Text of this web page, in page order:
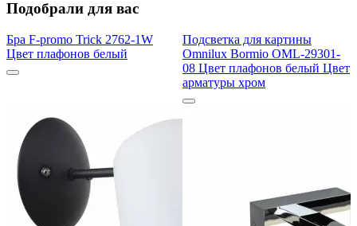
Подобрали для вас
Бра F-promo Trick 2762-1W
Цвет плафонов белый
Подсветка для картины
Omnilux Bormio OML-29301-
08 Цвет плафонов белый Цвет
арматуры хром